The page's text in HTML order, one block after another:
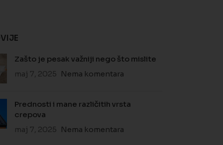
Zašto je pesak važniji nego što mislite
maj 7, 2025 Nema komentara
Prednosti i mane različitih vrsta
crepova
maj 7, 2025 Nema komentara